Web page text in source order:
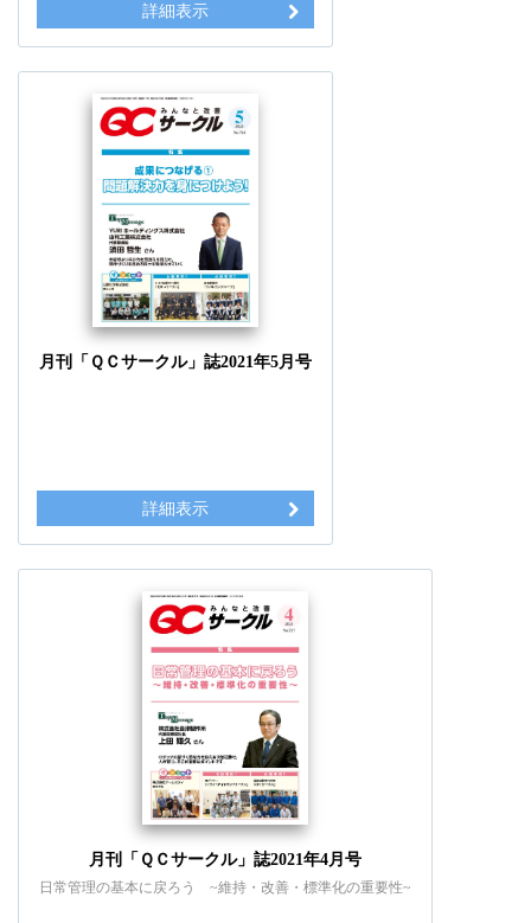
詳細表示
月刊「ＱＣサークル」誌2021年5月号
詳細表示
月刊「ＱＣサークル」誌2021年4月号
日常管理の基本に戻ろう ~維持・改善・標準化の重要性~